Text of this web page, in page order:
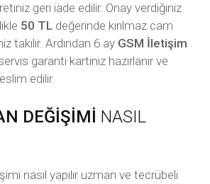
geri iade edilir. Onay verdiğiniz
50 TL değerinde kırılmaz cam
takılır. Ardından 6 ay GSM İletişim
garanti kartınız hazırlanır ve
edilir.
DEĞİŞİMİ NASIL
nasıl yapılır uzman ve tecrübeli